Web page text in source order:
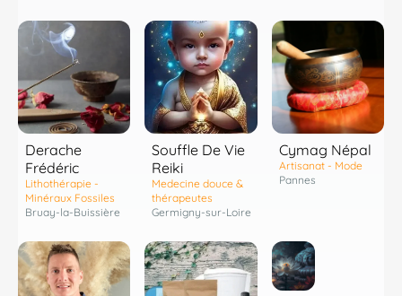
Derache
Frédéric
Lithothérapie -
Minéraux Fossiles
Bruay-la-Buissière
Souffle De Vie
Reiki
Medecine douce &
thérapeutes
Germigny-sur-Loire
Cymag Népal
Artisanat - Mode
Pannes